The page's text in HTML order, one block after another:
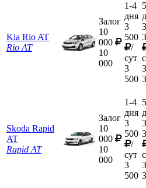
Kia Rio AT
Rio AT
Залог
10
000
10
000
1-4
дня
3
500
/
сут
3
500
3
3
Skoda Rapid
AT
Rapid AT
Залог
10
000
10
000
1-4
дня
3
500
/
сут
3
500
3
3